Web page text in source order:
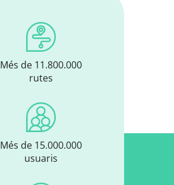
Més de 11.800.000
rutes
Més de 15.000.000
usuaris